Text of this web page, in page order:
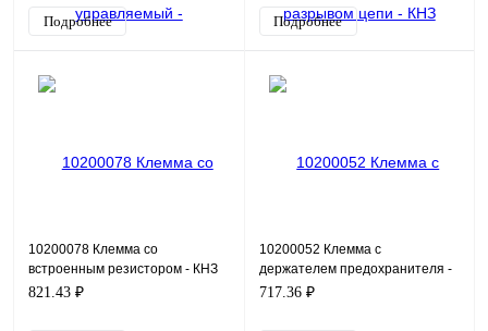
Подробнее Подробнее
10200078 Клемма со
встроенным резистором - КНЗ
2,5-2У-Р/Н 2К
821.43 ₽
10200052 Клемма с
держателем предохранителя -
КНЗ 4-2-250 (5х20) (В)
717.36 ₽